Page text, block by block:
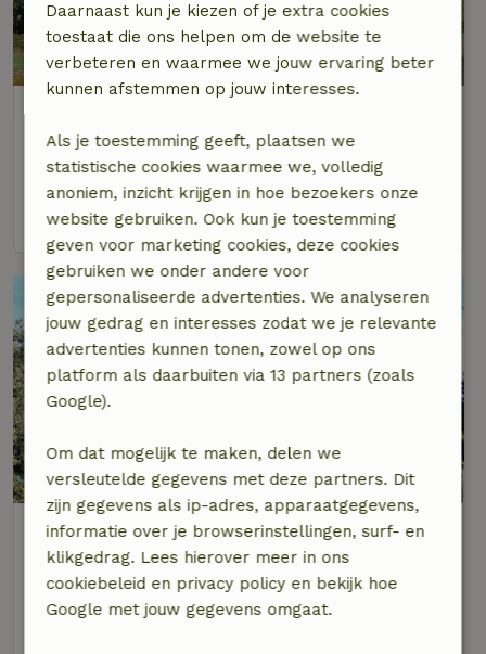
Op 12 km afstand van Windeck
7 personen4 slaapkamers
bekijk
Natuurhuisje in Nümbrecht
Op 15 km afstand van Windeck
9,1/10
2 personen 1 slaapkamer
Daarnaast kun je kiezen of je extra cookies
toestaat die ons helpen om de website te
verbeteren en waarmee we jouw ervaring beter
kunnen afstemmen op jouw interesses.
Als je toestemming geeft, plaatsen we
statistische cookies waarmee we, volledig
anoniem, inzicht krijgen in hoe bezoekers onze
website gebruiken. Ook kun je toestemming
geven voor marketing cookies, deze cookies
gebruiken we onder andere voor
gepersonaliseerde advertenties. We analyseren
jouw gedrag en interesses zodat we je relevante
advertenties kunnen tonen, zowel op ons
platform als daarbuiten via 13 partners (zoals
Google).
Om dat mogelijk te maken, delen we
versleutelde gegevens met deze partners. Dit
zijn gegevens als ip-adres, apparaatgegevens,
informatie over je browserinstellingen, surf- en
klikgedrag. Lees hierover meer in ons
cookiebeleid en privacy policy en bekijk hoe
Google met jouw gegevens omgaat.